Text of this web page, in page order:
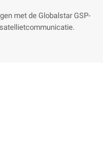
met de Globalstar GSP-